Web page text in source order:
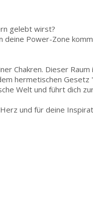
gelebt wirst?
deine Power-Zone
Chakren. Dieser Raum
hermetischen Gesetz
Welt und führt dich
und für deine